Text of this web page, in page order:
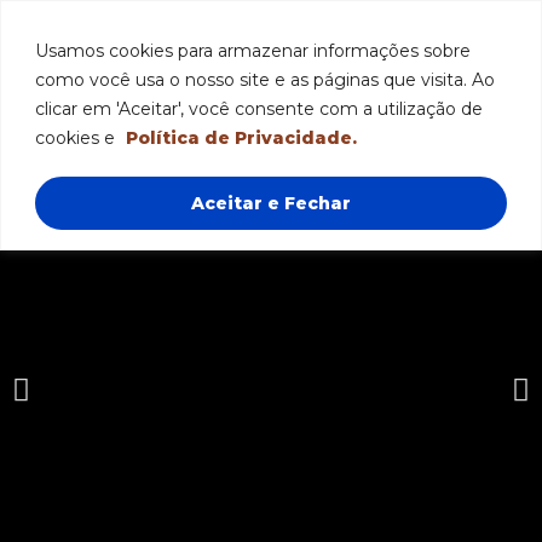
Usamos cookies para armazenar informações sobre
como você usa o nosso site e as páginas que visita. Ao
clicar em 'Aceitar', você consente com a utilização de
cookies e
Política de Privacidade.
Aceitar e Fechar